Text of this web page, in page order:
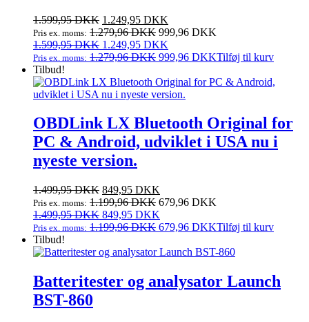
1.599,95DKK Den
oprindelige
pris
var:
1.249,95 DKK
aktuelle
er:
Pris ex. moms: 1.279,96DKK 999,96 DKK
1.599,95DKK Den
oprindelige
var:
1.599,95 DKK.
1.249,95 DKK
aktuelle
er:
1.249,95 DKK.
Pris ex. moms: 1.279,96DKK 999,96 DKKTilføj til kurv
Tilbud!
OBDLink LX Bluetooth Original for
PC & Android, udviklet i USA nu i
nyeste version.
1.499,95DKK Den
oprindelige
pris
var:
849,95 DKK
aktuelle
er:
Pris ex. moms: 1.199,96DKK 679,96 DKK
1.499,95DKK Den
oprindelige
var:
849,95 DKK
aktuelle
er:
Pris ex. moms: 1.199,96DKK 679,96 DKKTilføj til kurv
Tilbud!
Batteritester og analysator Launch
BST-860